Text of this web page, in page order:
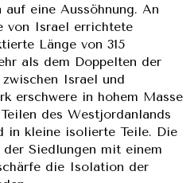
eine Aussöhnung. An
von Israel errichtete
Länge von 315
als dem Doppelten der
Israel und
erschwere in hohem Masse
des Westjordanlands
in kleine isolierte Teile. Die
Siedlungen mit einem
die Isolation der